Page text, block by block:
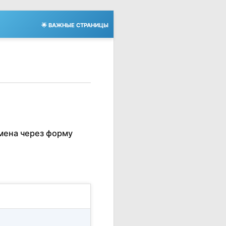
🌟 ВАЖНЫЕ СТРАНИЦЫ
через форму